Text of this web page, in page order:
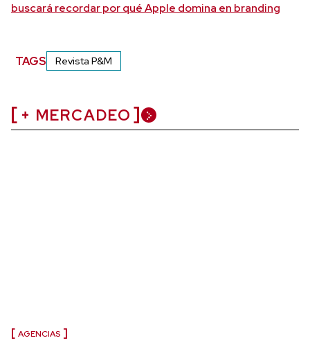
buscará recordar por qué Apple domina en branding
TAGS Revista P&M
+ MERCADEO
AGENCIAS